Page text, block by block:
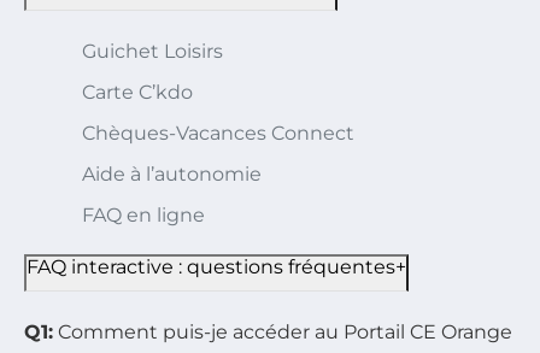
Guichet Loisirs
Carte C’kdo
Chèques-Vacances Connect
Aide à l’autonomie
FAQ en ligne
FAQ interactive : questions fréquentes+
Q1: Comment puis-je accéder au Portail CE Orange